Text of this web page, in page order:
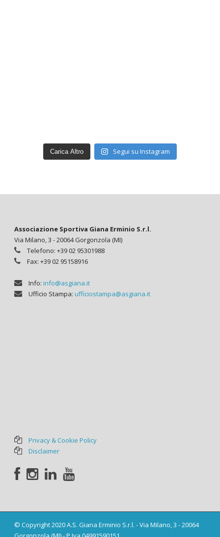
Carica Altro Segui su Instagram
Associazione Sportiva Giana Erminio S.r.l.
Via Milano, 3 - 20064 Gorgonzola (MI)
Telefono: +39 02 95301988
Fax: +39 02 95158916
Info: info@asgiana.it
Ufficio Stampa: ufficiostampa@asgiana.it
Privacy & Cookie Policy
Disclaimer
© Copyright 2020 A.S. Giana Erminio S.r.l. - Via Milano, 3 - 20064